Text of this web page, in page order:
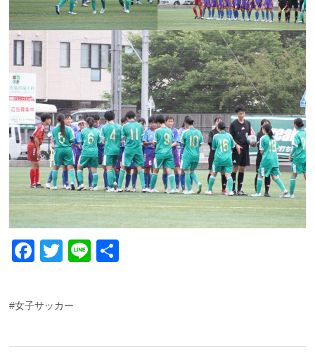
F
c
e
b
T
Li
#女子サッカー